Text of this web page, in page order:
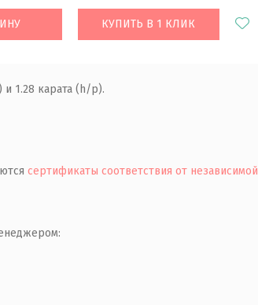
КУПИТЬ В 1 КЛИК
1.28 карата (h/p).
сертификаты соответствия от независимой